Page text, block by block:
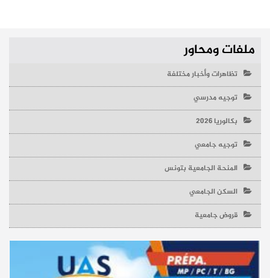
ملفات ومحاور
تظاهرات وأخبار مختلفة
توجيه مدرسي
بكالوريا 2026
توجيه جامعي
المنحة الجامعية بتونس
السكن الجامعي
قروض جامعية